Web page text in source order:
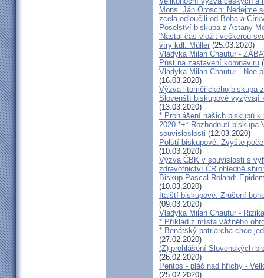
Mons. Ján Orosch: Nedejme
zcela odloučili od Boha a
Poselství biskupa z Astany
'Nastal čas vložit veškerou
víry kdl. Müller (25.03.2020)
Vladyka Milan Chautur -
Půst na zastavení koronaviru
Vladyka Milan Chautur - Noe
(16.03.2020)
Výzva litoměřického biskupa
Slovenští biskupové vyzývají
(13.03.2020)
* Prohlášení našich biskupů
2020 *+* Rozhodnutí biskupa
souvisloslosti (12.03.2020)
Polští biskupové: Zvyšte
(10.03.2020)
Výzva ČBK v souvislosti s
zdravotnictví ČR ohledně
Biskup Pascal Roland:
(10.03.2020)
Italští biskupové: Zrušení
(09.03.2020)
Vladyka Milan Chautur -
* Příklad z místa vážného
* Benátský patriarcha chce
(27.02.2020)
(Z) prohlášení Slovenských
(26.02.2020)
Pentos - pláč nad hříchy -
(25.02.2020)